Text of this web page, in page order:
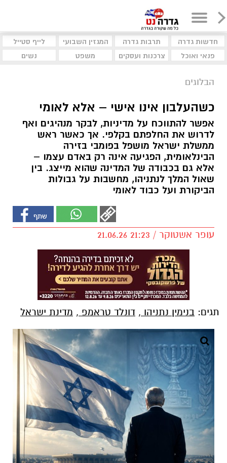
חדשות גדרה תרבות גדרה המגזין השבועי
לייף סטייל
פנאי ואוכל
צרכנות ועסקים משפט נשים
הבלוגים
כשהעלבון אינו אישי – אלא לאומי
אפשר להתווכח על מדיניות, לבקר מנהיגים ואף
לדרוש את החלפתם בקלפי. אך כאשר ראש
ממשלת ישראל מושפל בפומבי בזירה
הבינלאומית, הפגיעה אינה רק באדם עצמו –
אלא גם בכבודה של המדינה שהוא מייצג. בין
שאול המלך לנתניהו, מחשבות על גבולות
הביקורת ועל כבוד לאומי
עופר אשטוקר / 21:23 21.06.26
תגים: בנימין נתניהו , דונלד טראמפ , מדינת ישראל